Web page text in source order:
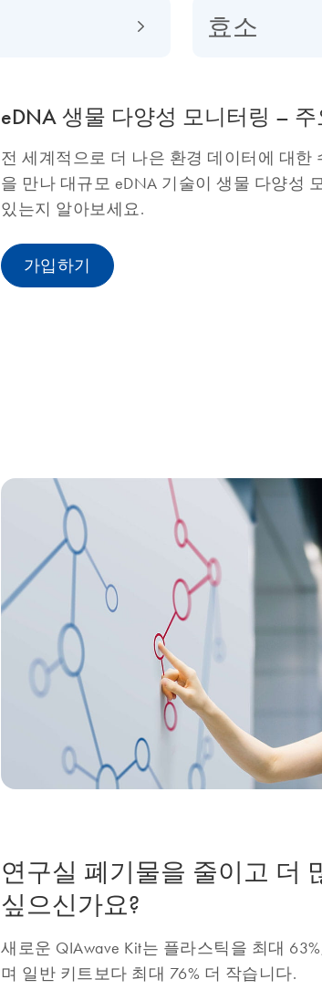
효소
eDNA 생물 다양성 모니터링 –
전 세계적으로 더 나은 환경 데이터에 대한
을 만나 대규모 eDNA 기술이 생물 다양성
있는지 알아보세요.
가입하기
연구실 폐기물을 줄이고 더
싶으신가요?
새로운 QIAwave Kit는 플라스틱을 최대
며 일반 키트보다 최대 76% 더 작습니다.